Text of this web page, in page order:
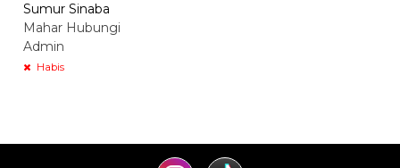
Sumur Sinaba
Mahar Hubungi
Admin
Habis